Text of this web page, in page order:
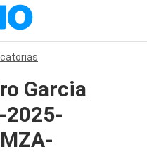
Garcia
2025-